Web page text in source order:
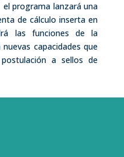
el programa lanzará una
de cálculo inserta en
las funciones de la
capacidades que
a sellos de